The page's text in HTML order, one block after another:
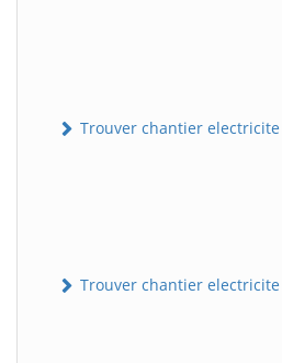
Trouver chantier electricite
Trouver chantier